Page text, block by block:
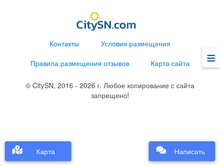
Написать
Карта
Контакты
Условия размещения
Правила размещения отзывов
Карта сайта
© CitySN, 2016 - 2026 г. Любое копирование с сайта
запрещено!